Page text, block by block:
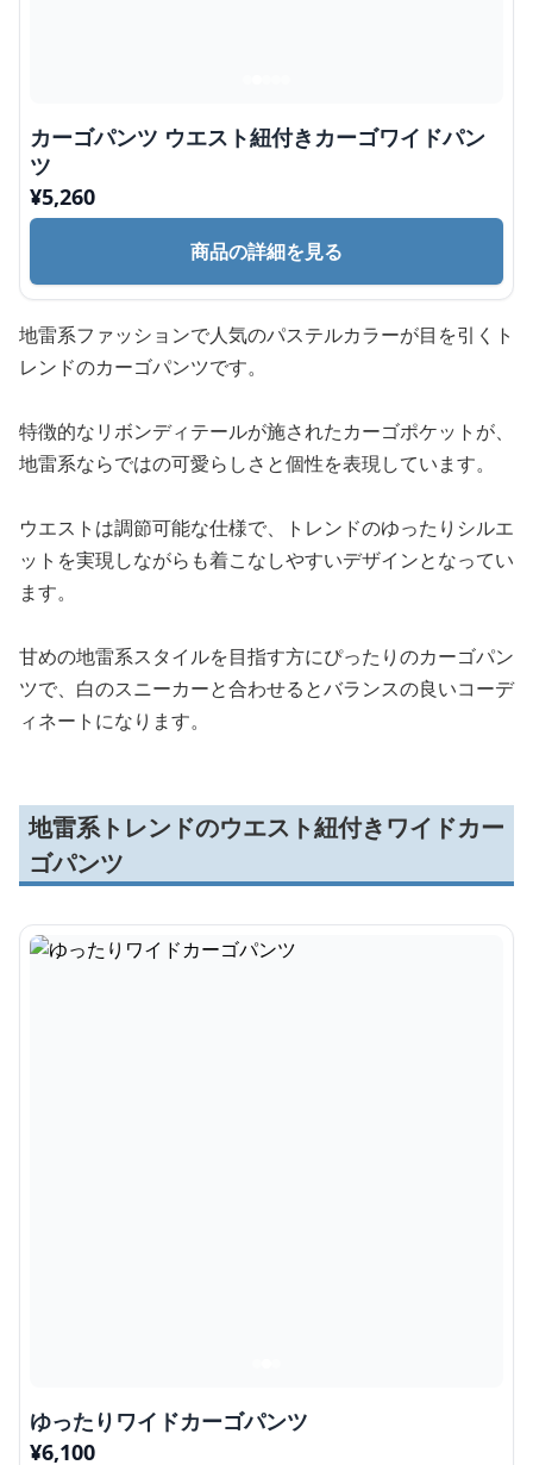
カーゴパンツ ウエスト紐付きカーゴワイドパン
ツ
¥5,260
商品の詳細を見る
地雷系ファッションで人気のパステルカラーが目を引くト
レンドのカーゴパンツです。
特徴的なリボンディテールが施されたカーゴポケットが、
地雷系ならではの可愛らしさと個性を表現しています。
ウエストは調節可能な仕様で、トレンドのゆったりシルエ
ットを実現しながらも着こなしやすいデザインとなってい
ます。
甘めの地雷系スタイルを目指す方にぴったりのカーゴパン
ツで、白のスニーカーと合わせるとバランスの良いコーデ
ィネートになります。
地雷系トレンドのウエスト紐付きワイドカー
ゴパンツ
ゆったりワイドカーゴパンツ
¥6,100